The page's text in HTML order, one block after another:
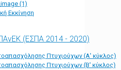
Εκκίνηση
(ΕΣΠΑ 2014 - 2020)
Πτυχιούχων (Α' κύκλος)
Πτυχιούχων (Β' κύκλος)